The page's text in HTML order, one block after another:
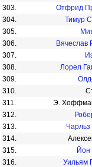
303. Отфрид
304.
Тимур
305.
306.
Вячеслав
307.
308.
Лорел
309.
310.
311.
Э.
312.
313.
Чарльз
314.
315.
316.
Уильям